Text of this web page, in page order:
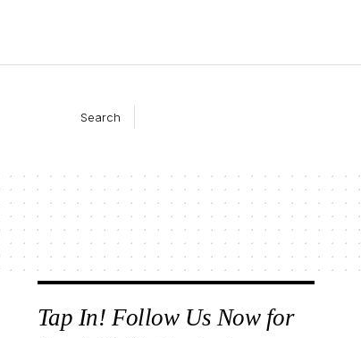
Search
Tap In! Follow Us Now for